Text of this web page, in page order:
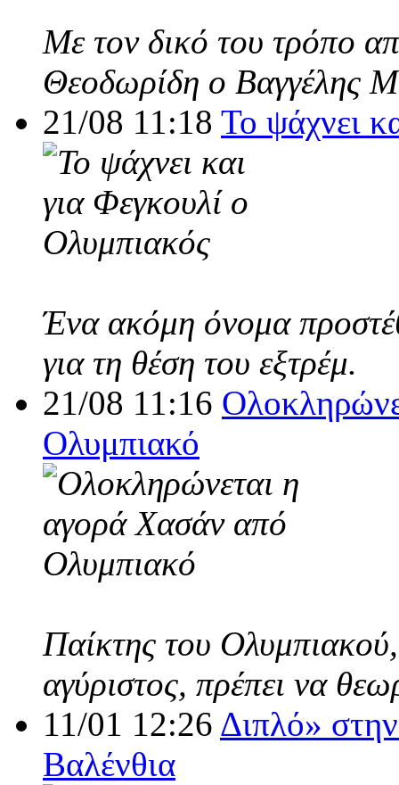
Με τον δικό του τρόπο
Θεοδωρίδη ο Βαγγέλης
21/08 11:18 Το ψάχνει
Ένα ακόμη όνομα
για τη θέση του εξτρέμ.
21/08 11:16
Ολυμπιακό
Παίκτης του
αγύριστος, πρέπει να
11/01 12:26 Διπλό»
Βαλένθια